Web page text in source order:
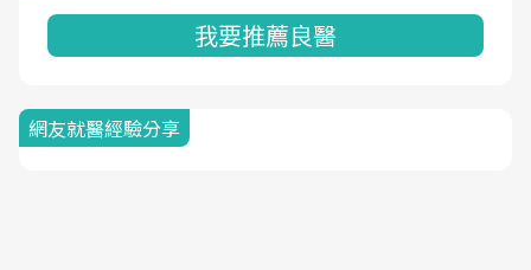
我要推薦良醫
網友就醫經驗分享